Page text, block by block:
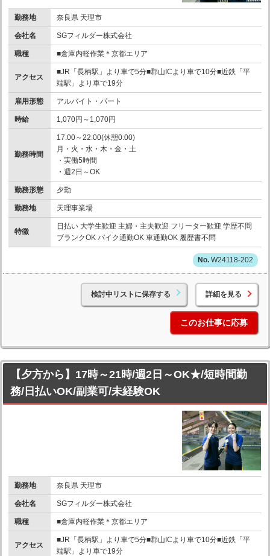
勤務地 奈良県 天理市
会社名 SGフィルダー株式会社
職種 ■倉庫内軽作業＊京都エリア
アクセス
■JR「長柄駅」より車で5分■郡山ICより車で10分■近鉄「平
端駅」より車で19分
雇用形態 アルバイト・パート
時給 1,070円～1,070円
勤務時間
17:00～22:00(休憩0:00)
月・火・水・木・金・土
・実働5時間
・週2日～OK
勤務形態 夕勤
勤務地 天理事業場
特徴
日払い 大学生歓迎 主婦・主夫歓迎 フリーター歓迎 学歴不問
ブランクOK バイク通勤OK 車通勤OK 履歴書不問
W24118-202
検討中リストに保存する 詳細を見る
このお仕事に応募
【夕方から】17時～21時/週2日～OK★/短時間勤
務/日払いOK/副業可/未経験OK
勤務地 奈良県 天理市
会社名 SGフィルダー株式会社
職種 ■倉庫内軽作業＊京都エリア
アクセス
■JR「長柄駅」より車で5分■郡山ICより車で10分■近鉄「平
端駅」より車で19分